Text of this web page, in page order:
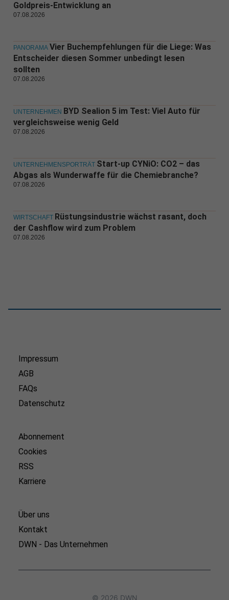
Goldpreis-Entwicklung an
07.08.2026
PANORAMA Vier Buchempfehlungen für die Liege: Was
Entscheider diesen Sommer unbedingt lesen
sollten
07.08.2026
UNTERNEHMEN BYD Sealion 5 im Test: Viel Auto für
vergleichsweise wenig Geld
07.08.2026
UNTERNEHMENSPORTRÄT Start-up CYNiO: CO2 – das
Abgas als Wunderwaffe für die Chemiebranche?
07.08.2026
WIRTSCHAFT Rüstungsindustrie wächst rasant, doch
der Cashflow wird zum Problem
07.08.2026
Impressum
AGB
FAQs
Datenschutz
Abonnement
Cookies
RSS
Karriere
Über uns
Kontakt
DWN - Das Unternehmen
© 2026 DWN